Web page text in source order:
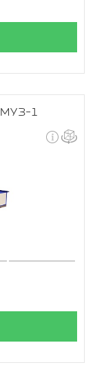
МУЗ-1